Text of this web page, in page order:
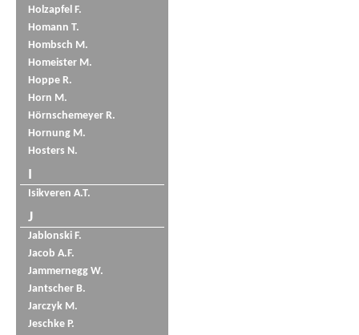
Holzapfel F.
Homann T.
Hombsch M.
Homeister M.
Hoppe R.
Horn M.
Hörnschemeyer R.
Hornung M.
Hosters N.
I
Isikveren A.T.
J
Jablonski F.
Jacob A.F.
Jammernegg W.
Jantscher B.
Jarczyk M.
Jeschke P.